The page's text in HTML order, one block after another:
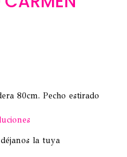
80cm. Pecho estirado
la tuya